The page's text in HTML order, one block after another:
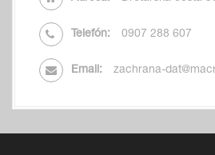
Telefón: 0907 288 607
Email: zachrana-